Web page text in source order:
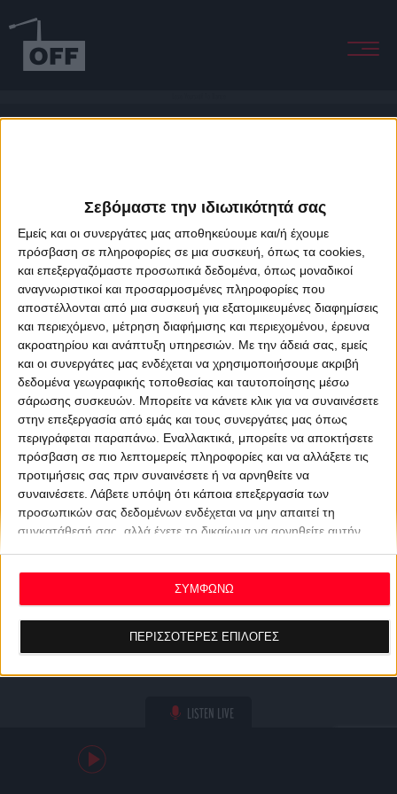
Σεβόμαστε την ιδιωτικότητά σας
Εμείς και οι συνεργάτες μας αποθηκεύουμε και/ή έχουμε
πρόσβαση σε πληροφορίες σε μια συσκευή, όπως τα cookies,
και επεξεργαζόμαστε προσωπικά δεδομένα, όπως μοναδικοί
αναγνωριστικοί και προσαρμοσμένες πληροφορίες που
αποστέλλονται από μια συσκευή για εξατομικευμένες διαφημίσεις
και περιεχόμενο, μέτρηση διαφήμισης και περιεχομένου, έρευνα
ακροατηρίου και ανάπτυξη υπηρεσιών. Με την άδειά σας, εμείς
και οι συνεργάτες μας ενδέχεται να χρησιμοποιήσουμε ακριβή
δεδομένα γεωγραφικής τοποθεσίας και ταυτοποίησης μέσω
σάρωσης συσκευών. Μπορείτε να κάνετε κλικ για να συναινέσετε
στην επεξεργασία από εμάς και τους συνεργάτες μας όπως
περιγράφεται παραπάνω. Εναλλακτικά, μπορείτε να αποκτήσετε
πρόσβαση σε πιο λεπτομερείς πληροφορίες και να αλλάξετε τις
προτιμήσεις σας πριν συναινέσετε ή να αρνηθείτε να
συναινέσετε. Λάβετε υπόψη ότι κάποια επεξεργασία των
προσωπικών σας δεδομένων ενδέχεται να μην απαιτεί τη
συγκατάθεσή σας, αλλά έχετε το δικαίωμα να αρνηθείτε αυτήν
ανακαλέσετε τη συγκατάθεσή σας ανά πάσα στιγμή
επιστρέφοντας σε αυτόν τον ιστότοπο και κάνοντας κλικ στο
κουμπί "Απορρήτου" στο κάτω μέρος της ιστοσελίδας.
ΠΕΡΙΣΣΟΤΕΡΕΣ ΕΠΙΛΟΓΕΣ
ΣΥΜΦΩΝΩ
LISTEN LIVE
About Offradio Business Class Terms & Conditions
Privacy Policy
Designed & developed byporcupine colors&Fotis Alexandrou